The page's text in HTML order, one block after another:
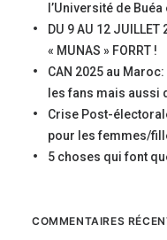
l’Université de
DU 9 AU 12 JUILLET
« MUNAS » FORRT !
CAN 2025 au
les fans mais aussi
Crise Post-
pour les femmes/
5 choses qui font
COMMENTAIRES